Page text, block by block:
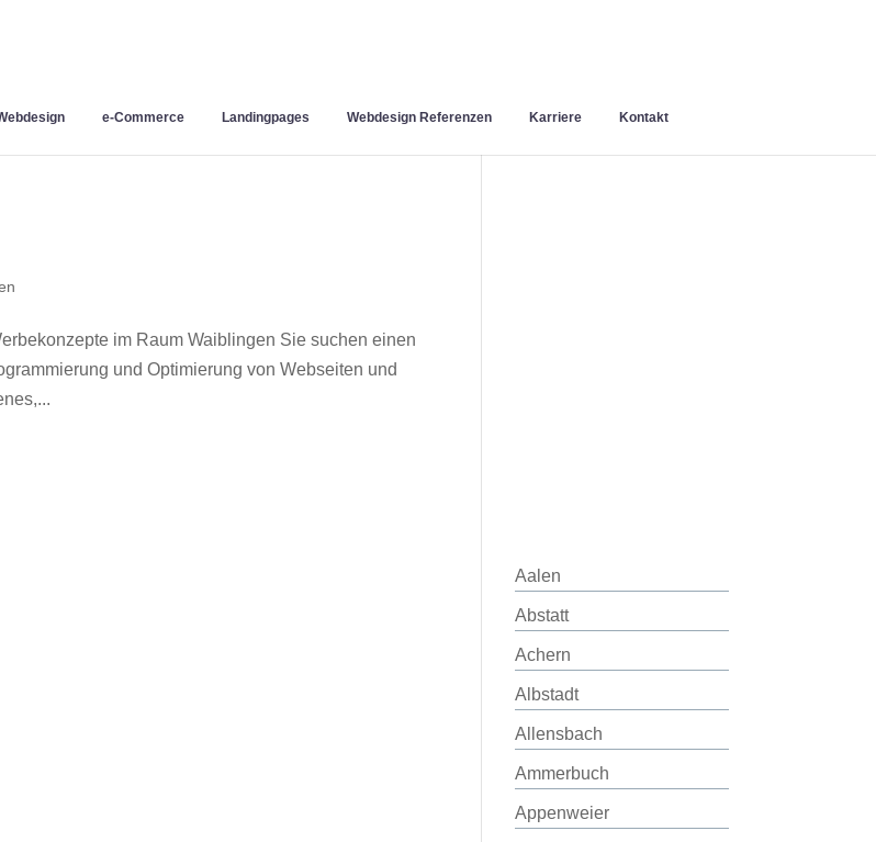
e-Commerce Landingpages Webdesign Referenzen Karriere Kontakt
im Raum Waiblingen Sie suchen einen
und Optimierung von Webseiten und
Aalen
Abstatt
Achern
Albstadt
Allensbach
Ammerbuch
Appenweier